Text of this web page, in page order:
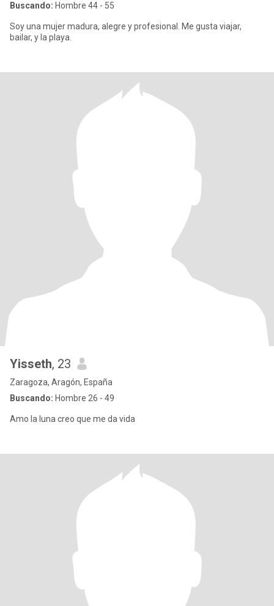
Buscando: Hombre 44 - 55
Soy una mujer madura, alegre y profesional. Me gusta viajar,
bailar, y la playa.
Yisseth, 23
Zaragoza, Aragón, España
Buscando: Hombre 26 - 49
Amo la luna creo que me da vida